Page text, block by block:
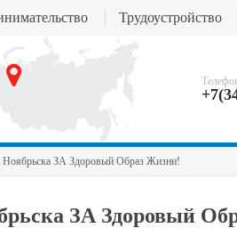
Трудоустройство
ЗА Здоровый Образ Жизни!
ЗА Здоровый